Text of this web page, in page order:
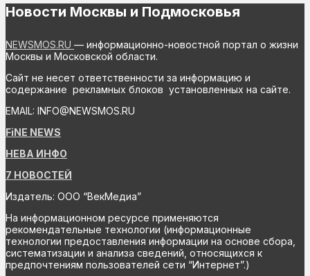
Новости Москвы и Подмосковья
NEWSMOS.RU — информационно-новостной портал о жизни
Москвы и Московской области.
Сайт не несет ответственности за информацию и
содержание рекламных блоков установленных на сайте.
EMAIL: INFO@NEWSMOS.RU
FiNE NEWS
НЕВА ИНФО
7 НОВОСТЕЙ
Издатель: ООО “ВекМедиа”
На информационном ресурсе применяются
рекомендательные технологии (информационные
технологии предоставления информации на основе сбора,
систематизации и анализа сведений, относящихся к
предпочтениям пользователей сети “Интернет”.)